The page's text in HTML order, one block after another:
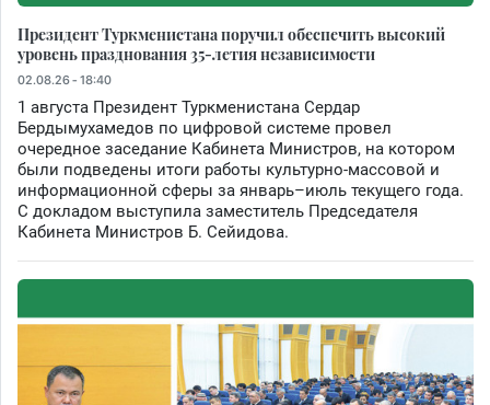
Президент Туркменистана поручил обеспечить высокий
уровень празднования 35-летия независимости
02.08.26 - 18:40
1 августа Президент Туркменистана Сердар
Бердымухамедов по цифровой системе провел
очередное заседание Кабинета Министров, на котором
были подведены итоги работы культурно-массовой и
информационной сферы за январь–июль текущего года.
С докладом выступила заместитель Председателя
Кабинета Министров Б. Сейидова.